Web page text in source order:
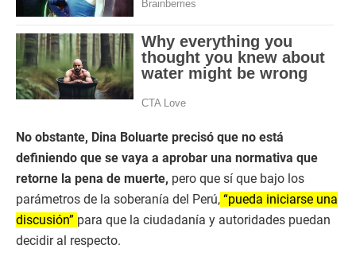
No obstante, Dina Boluarte precisó que no está
definiendo que se vaya a aprobar una normativa que
retorne la pena de muerte, pero que sí que bajo los
parámetros de la soberanía del Perú, “pueda iniciarse una
discusión” para que la ciudadanía y autoridades puedan
decidir al respecto.